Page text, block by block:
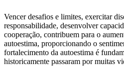
Vencer desafios e limites, exercitar
responsabilidade, desenvolver
cooperação, contribuem para o
autoestima, proporcionando o
fortalecimento da autoestima é
historicamente passaram por muitas